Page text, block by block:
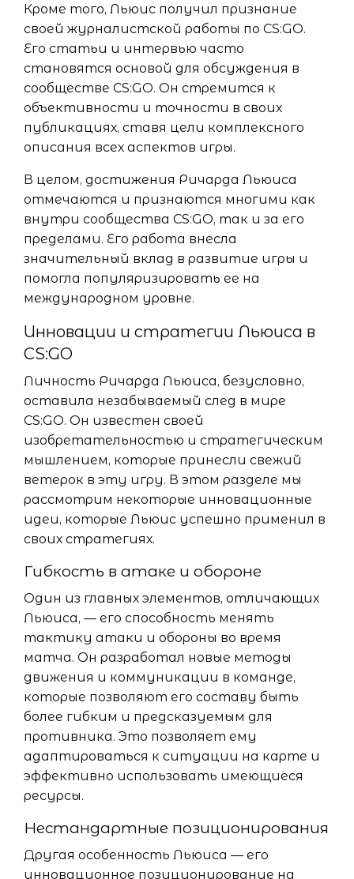
Кроме того, Льюис получил признание
своей журналистской работы по CS:GO.
Его статьи и интервью часто
становятся основой для обсуждения в
сообществе CS:GO. Он стремится к
объективности и точности в своих
публикациях, ставя цели комплексного
описания всех аспектов игры.
В целом, достижения Ричарда Льюиса
отмечаются и признаются многими как
внутри сообщества CS:GO, так и за его
пределами. Его работа внесла
значительный вклад в развитие игры и
помогла популяризировать ее на
международном уровне.
Инновации и стратегии Льюиса в
CS:GO
Личность Ричарда Льюиса, безусловно,
оставила незабываемый след в мире
CS:GO. Он известен своей
изобретательностью и стратегическим
мышлением, которые принесли свежий
ветерок в эту игру. В этом разделе мы
рассмотрим некоторые инновационные
идеи, которые Льюис успешно применил в
своих стратегиях.
Гибкость в атаке и обороне
Один из главных элементов, отличающих
Льюиса, — его способность менять
тактику атаки и обороны во время
матча. Он разработал новые методы
движения и коммуникации в команде,
которые позволяют его составу быть
более гибким и предсказуемым для
противника. Это позволяет ему
адаптироваться к ситуации на карте и
эффективно использовать имеющиеся
ресурсы.
Нестандартные позиционирования
Другая особенность Льюиса — его
инновационное позиционирование на